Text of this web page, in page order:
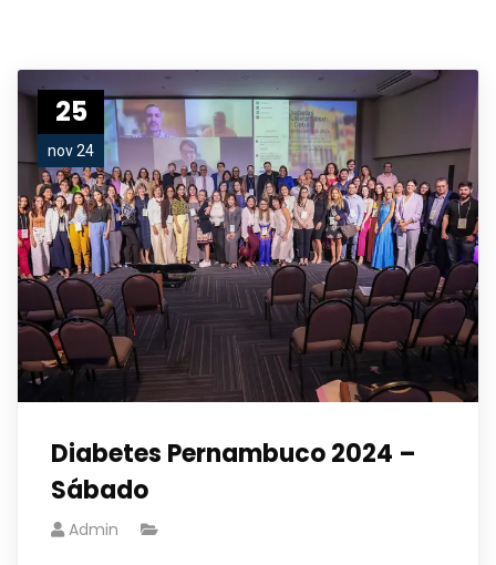
25
nov 24
Diabetes Pernambuco 2024 –
Sábado
Admin